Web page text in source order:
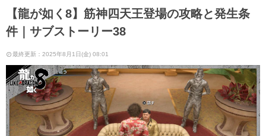
【龍が如く8】筋神四天王登場の攻略と発生条
件｜サブストーリー38
最終更新：2025年8月1日(金) 08:01